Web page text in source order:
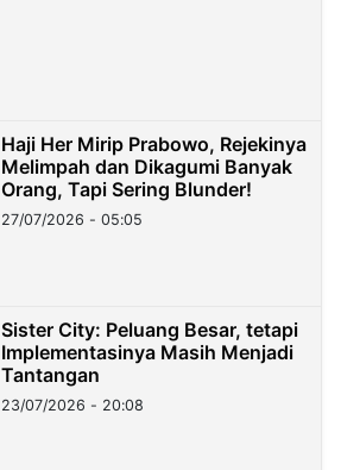
Haji Her Mirip Prabowo, Rejekinya
Melimpah dan Dikagumi Banyak
Orang, Tapi Sering Blunder!
27/07/2026 - 05:05
Sister City: Peluang Besar, tetapi
Implementasinya Masih Menjadi
Tantangan
23/07/2026 - 20:08